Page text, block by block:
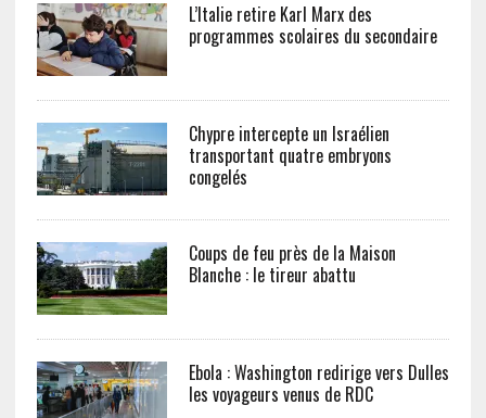
L’Italie retire Karl Marx des
programmes scolaires du secondaire
Chypre intercepte un Israélien
transportant quatre embryons
congelés
Coups de feu près de la Maison
Blanche : le tireur abattu
Ebola : Washington redirige vers Dulles
les voyageurs venus de RDC